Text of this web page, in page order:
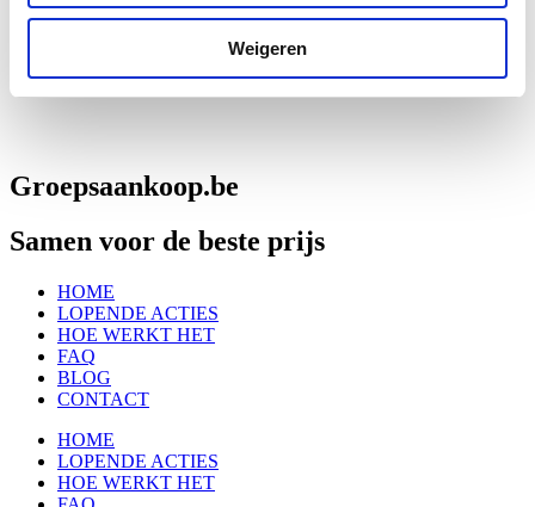
Weigeren
Groepsaankoop.be
Samen voor de beste prijs
HOME
LOPENDE ACTIES
HOE WERKT HET
FAQ
BLOG
CONTACT
HOME
LOPENDE ACTIES
HOE WERKT HET